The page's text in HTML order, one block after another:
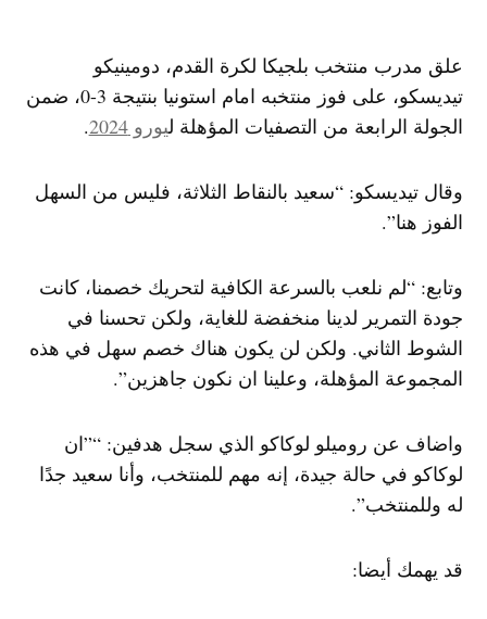
علق مدرب منتخب ​بلجيكا​ لكرة القدم، دومينيكو
تيديسكو، على فوز منتخبه امام ​استونيا​ بنتيجة 3-0، ضمن
الجولة الرابعة من التصفيات المؤهلة ل​يورو 2024 ​​.
وقال تيديسكو: “سعيد بالنقاط الثلاثة، فليس من السهل
الفوز هنا”.
وتابع: “لم نلعب بالسرعة الكافية لتحريك خصمنا، كانت
جودة التمرير لدينا منخفضة للغاية، ولكن تحسنا في
الشوط الثاني. ولكن لن يكون هناك خصم سهل في هذه
المجموعة المؤهلة، وعلينا ان نكون جاهزين”.
واضاف عن روميلو لوكاكو الذي سجل هدفين: “”ان
لوكاكو في حالة جيدة، إنه مهم للمنتخب، وأنا سعيد جدًا
له وللمنتخب”.
قد يهمك أيضا: